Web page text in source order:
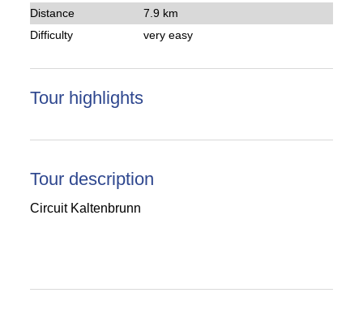
Distance
7.9 km
Difficulty
very easy
Tour highlights
Tour description
Circuit Kaltenbrunn